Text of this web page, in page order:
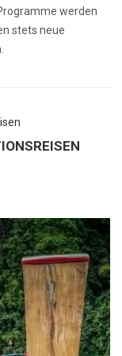
werden
stets neue